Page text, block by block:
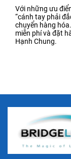
Với những ưu
“cánh tay phải
chuyển hàng
miễn phí và đặt
Hạnh Chung.